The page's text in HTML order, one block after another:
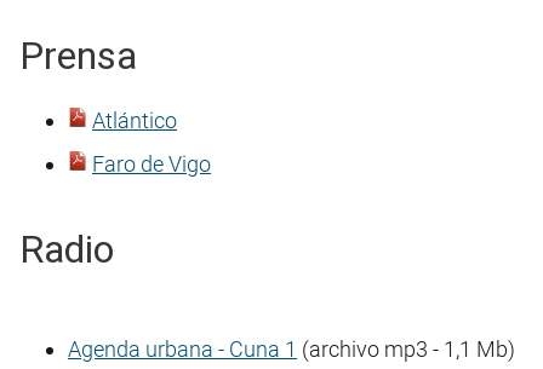
Prensa
Atlántico
Faro de Vigo
Radio
Agenda urbana - Cuna 1 (archivo mp3 - 1,1 Mb)